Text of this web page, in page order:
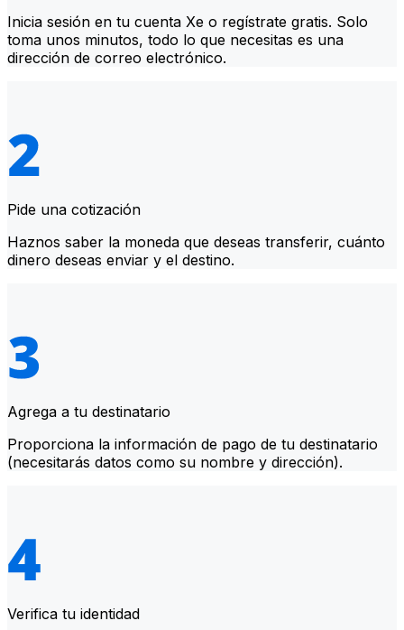
Inicia sesión en tu cuenta Xe o regístrate gratis. Solo
toma unos minutos, todo lo que necesitas es una
dirección de correo electrónico.
Pide una cotización
Haznos saber la moneda que deseas transferir, cuánto
dinero deseas enviar y el destino.
Agrega a tu destinatario
Proporciona la información de pago de tu destinatario
(necesitarás datos como su nombre y dirección).
Verifica tu identidad